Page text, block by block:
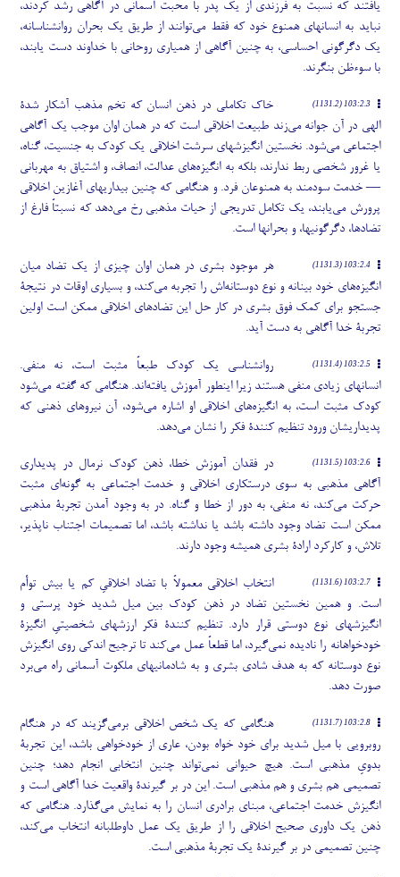
یافتند که نسبت به فرزندی از یک پدر با محبت آسمانی در آگاهی رشد کردند،
نباید به انسانهای همنوع خود که فقط میتوانند از طریق یک بحران روانشناسانه،
یک دگرگونی احساسی، به چنین آگاهی از همیاری روحانی با خداوند دست یابند،
با سوءظن بنگرند.
103:2.3 (1131.2)
خاک تکاملی در ذهن انسان که تخم مذهب آشکار شدۀ
الهی در آن جوانه میزند طبیعت اخلاقی است که در همان اوان موجب یک آگاهی
اجتماعی میشود. نخستین انگیزشهای سرشت اخلاقی یک کودک به جنسیت، گناه،
یا غرور شخصی ربط ندارند، بلکه به انگیزههای عدالت، انصاف، و اشتیاق به مهربانی
— خدمت سودمند به همنوعان فرد. و هنگامی که چنین بیداریهای آغازین اخلاقی
پرورش مییابند، یک تکامل تدریجی از حیات مذهبی رخ میدهد که نسبتاً فارغ از
تضادها، دگرگونیها، و بحرانها است.
103:2.4 (1131.3)
هر موجود بشری در همان اوان چیزی از یک تضاد میان
انگیزههای خود بینانه و نوع دوستانهاش را تجربه میکند، و بسیاری اوقات در نتیجۀ
جستجو برای کمک فوق بشری در کار حل این تضادهای اخلاقی ممکن است اولین
تجربۀ خدا آگاهی به دست آید.
103:2.5 (1131.4)
روانشناسی یک کودک طبعاً مثبت است، نه منفی.
انسانهای زیادی منفی هستند زیرا اینطور آموزش یافتهاند. هنگامی که گفته میشود
کودک مثبت است، به انگیزههای اخلاقی او اشاره میشود، آن نیروهای ذهنی که
پدیداریشان ورود تنظیم کنندۀ فکر را نشان میدهد.
103:2.6 (1131.5)
در فقدان آموزش خطا، ذهن کودک نرمال در پدیداری
آگاهی مذهبی به سوی درستکاری اخلاقی و خدمت اجتماعی به گونهای مثبت
حرکت میکند، نه منفی، به دور از خطا و گناه. در به وجود آمدن تجربۀ مذهبی
ممکن است تضاد وجود داشته باشد یا نداشته باشد، اما تصمیمات اجتناب ناپذیر،
تلاش، و کارکرد ارادۀ بشری همیشه وجود دارند.
103:2.7 (1131.6)
انتخاب اخلاقی معمولاً با تضاد اخلاقیِ کم یا بیش توأم
است. و همین نخستین تضاد در ذهن کودک بین میل شدید خود پرستی و
انگیزشهای نوع دوستی قرار دارد. تنظیم کنندۀ فکر ارزشهای شخصیتیِ انگیزۀ
خودخواهانه را نادیده نمیگیرد، اما قطعاً عمل میکند تا ترجیح اندکی روی انگیزش
نوع دوستانه که به هدف شادی بشری و به شادمانیهای ملکوت آسمانی راه میبرد
صورت دهد.
103:2.8 (1131.7) هنگامی که یک شخص اخلاقی برمیگزیند که در هنگام
روبرویی با میل شدید برای خود خواه بودن، عاری از خودخواهی باشد، این تجربۀ
بدویِ مذهبی است. هیچ حیوانی نمیتواند چنین انتخابی انجام دهد؛ چنین
تصمیمی هم بشری و هم مذهبی است. این در بر گیرندۀ واقعیت خدا آگاهی است و
انگیزش خدمت اجتماعی، مبنای برادری انسان را به نمایش میگذارد. هنگامی که
ذهن یک داوری صحیح اخلاقی را از طریق یک عمل داوطلبانه انتخاب میکند،
چنین تصمیمی در بر گیرندۀ یک تجربۀ مذهبی است.